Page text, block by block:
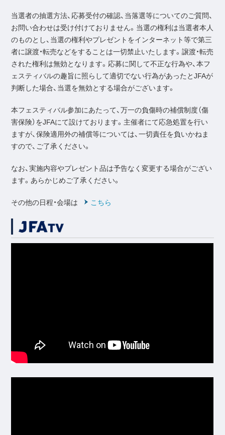
当選者の抽選方法、応募受付の確認、当落選等についてのご質問、
お問い合わせは受け付けておりません。当選の権利は当選者本人
のものとし、当選の権利やプレゼントをインターネット等で第三
者に譲渡・転売などをすることは一切禁止いたします。譲渡・転売
された権利は無効となります。応募に関して不正な行為や、本フ
ェスティバルの趣旨に照らして適切でない行為があったとJFAが
判断した場合、当選を無効とする場合がございます。
本フェスティバル参加にあたって、万一の負傷時の補償制度（傷
害保険）をJFAにて設けております。主催者にて応急処置を行い
ますが、保険適用外の補償等については、一切責任を負いかねま
すので、ご了承ください。
なお、実施内容やプレゼント品は予告なく変更する場合がござい
ます。あらかじめご了承ください。
その他の日程・会場は こちら